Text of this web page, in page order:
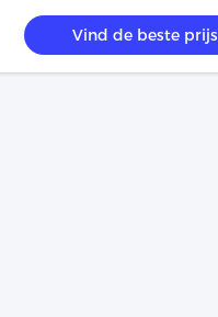
Vind de beste prijs